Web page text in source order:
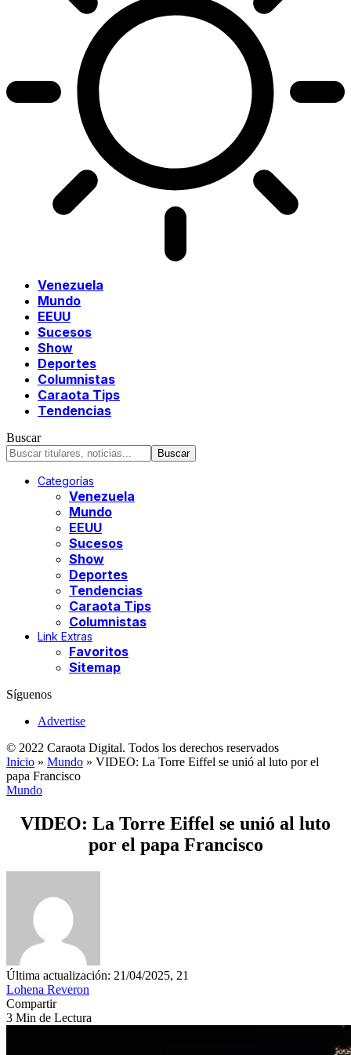
Venezuela
Mundo
EEUU
Sucesos
Show
Deportes
Columnistas
Caraota Tips
Tendencias
Buscar
Categorías
Venezuela
Mundo
EEUU
Sucesos
Show
Deportes
Tendencias
Caraota Tips
Columnistas
Link Extras
Favoritos
Sitemap
Síguenos
Advertise
© 2022 Caraota Digital. Todos los derechos reservados
Inicio » Mundo » VIDEO: La Torre Eiffel se unió al luto por el
papa Francisco
Mundo
VIDEO: La Torre Eiffel se unió al luto
por el papa Francisco
Última actualización: 21/04/2025, 21
Lohena Reveron
Compartir
3 Min de Lectura